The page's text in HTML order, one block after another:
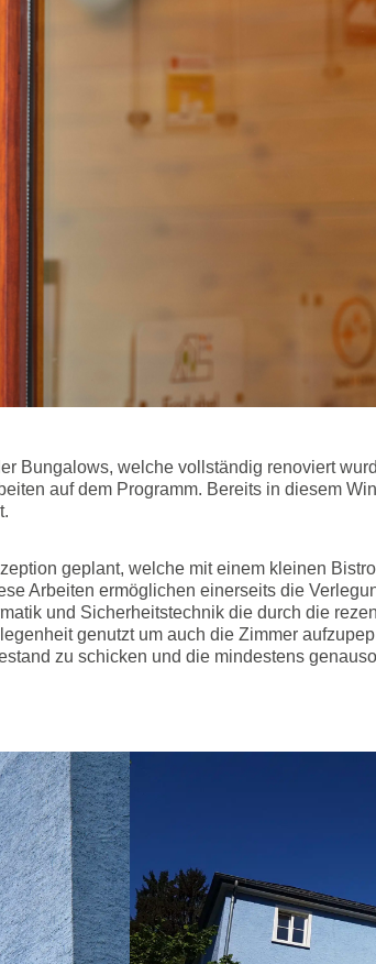
Bungalows, welche vollständig renoviert
auf dem Programm. Bereits in diesem
geplant, welche mit einem kleinen
Arbeiten ermöglichen einerseits die
und Sicherheitstechnik die durch die
genutzt um auch die Zimmer
zu schicken und die mindestens